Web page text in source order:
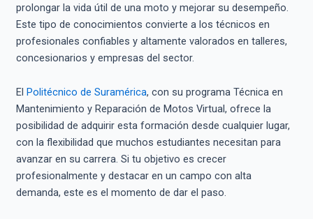
prolongar la vida útil de una moto y mejorar su desempeño.
Este tipo de conocimientos convierte a los técnicos en
profesionales confiables y altamente valorados en talleres,
concesionarios y empresas del sector.
El Politécnico de Suramérica, con su programa Técnica en
Mantenimiento y Reparación de Motos Virtual, ofrece la
posibilidad de adquirir esta formación desde cualquier lugar,
con la flexibilidad que muchos estudiantes necesitan para
avanzar en su carrera. Si tu objetivo es crecer
profesionalmente y destacar en un campo con alta
demanda, este es el momento de dar el paso.